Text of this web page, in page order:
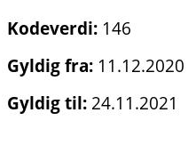
Kodeverdi: 146
Gyldig fra: 11.12.2020
Gyldig til: 24.11.2021